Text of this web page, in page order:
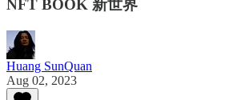
NFT BOOK 新世界
Huang SunQuan
Aug 02, 2023